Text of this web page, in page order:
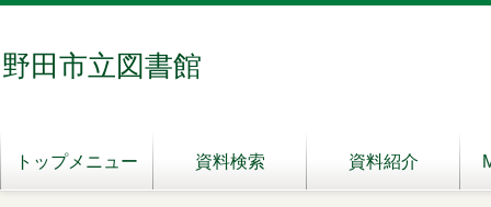
野田市立図書館
トップメニュー 資料検索 資料紹介